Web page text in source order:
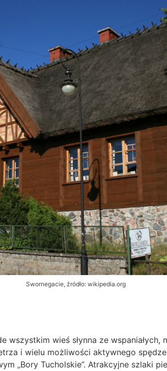
Swornegacie, źródło: wikipedia.org
wszystkim wieś słynna ze wspaniałych,
i wielu możliwości aktywnego
„Bory Tucholskie”. Atrakcyjne szlaki